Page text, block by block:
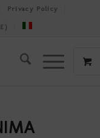
Privacy Policy